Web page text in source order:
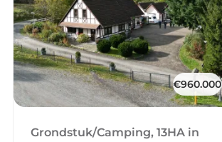
€960.000
Grondstuk/Camping, 13HA in